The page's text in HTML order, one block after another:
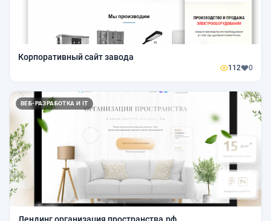
Корпоративный сайт завода
112 0
ВЕБ-РАЗРАБОТКА И IT
Лендинг организация пространства.рф